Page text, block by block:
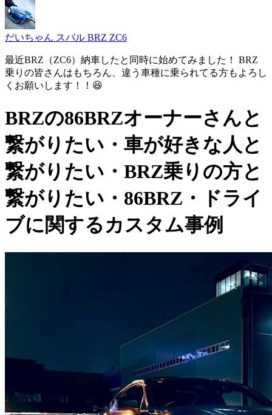
だいちゃん スバル BRZ ZC6
最近BRZ（ZC6）納車したと同時に始めてみました！ BRZ
乗りの皆さんはもちろん、違う車種に乗られてる方もよろし
くお願いします！！😆
BRZの86BRZオーナーさんと
繋がりたい・車が好きな人と
繋がりたい・BRZ乗りの方と
繋がりたい・86BRZ・ドライ
ブに関するカスタム事例